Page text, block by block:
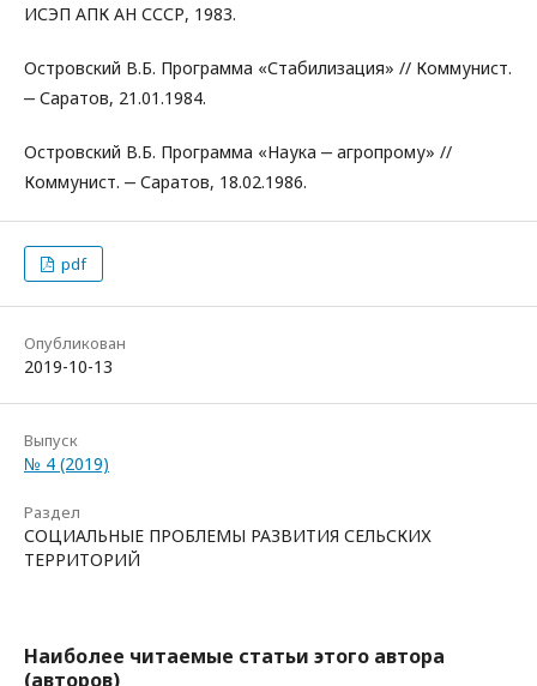
ИСЭП АПК АН СССР, 1983.
Островский В.Б. Программа «Стабилизация» // Коммунист.
‒ Саратов, 21.01.1984.
Островский В.Б. Программа «Наука ‒ агропрому» //
Коммунист. ‒ Саратов, 18.02.1986.
pdf
Опубликован
2019-10-13
Выпуск
№ 4 (2019)
Раздел
СОЦИАЛЬНЫЕ ПРОБЛЕМЫ РАЗВИТИЯ СЕЛЬСКИХ
ТЕРРИТОРИЙ
Наиболее читаемые статьи этого автора
(авторов)